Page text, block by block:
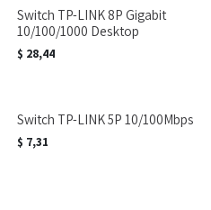
Switch TP-LINK 8P Gigabit
10/100/1000 Desktop
$ 28,44
Switch TP-LINK 5P 10/100Mbps
$ 7,31